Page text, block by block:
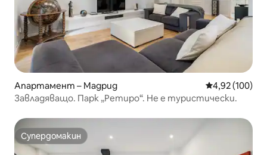
Апартамент – Мадрид Средна
4,92 (100)
Завладяващо. Парк „Ретиро“. Не е туристически.
Супердомакин
Супердомакин